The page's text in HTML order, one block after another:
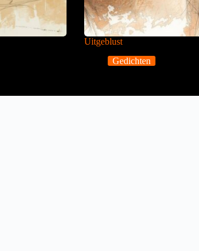
Uitgeblust
Gedichten